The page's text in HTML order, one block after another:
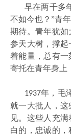
早在两千多
不如今也？”青
期待。青年犹
参天大树，撑
着能量，总有
寄托在青年身上
1937年，毛
就一大批人，
见。这些人充
白的，忠诚的